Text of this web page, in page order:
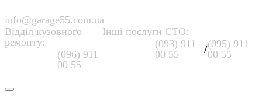
info@garage55.com.ua
Відділ кузовного
ремонту:
(096) 911
00 55
Інші послуги СТО:
(093) 911
00 55
/(095) 911
00 55